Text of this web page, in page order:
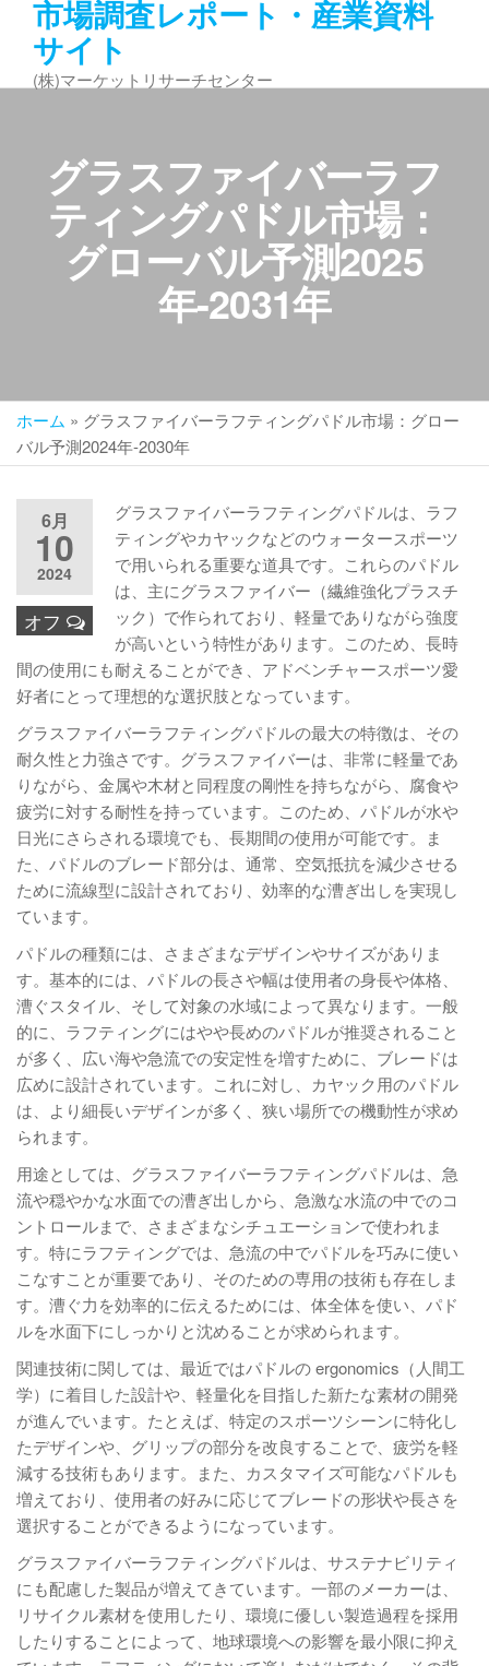
ン
市場調査レポート・産業資料
サイト
(株)マーケットリサーチセンター
グラスファイバーラフ
ティングパドル市場：
グローバル予測2025
年-2031年
ホーム » グラスファイバーラフティングパドル市場：グロー
バル予測2024年-2030年
6月
10
2024
オフ
グラスファイバーラフティングパドルは、ラフ
ティングやカヤックなどのウォータースポーツ
で用いられる重要な道具です。これらのパドル
は、主にグラスファイバー（繊維強化プラスチ
ック）で作られており、軽量でありながら強度
が高いという特性があります。このため、長時
間の使用にも耐えることができ、アドベンチャースポーツ愛
好者にとって理想的な選択肢となっています。
グラスファイバーラフティングパドルの最大の特徴は、その
耐久性と力強さです。グラスファイバーは、非常に軽量であ
りながら、金属や木材と同程度の剛性を持ちながら、腐食や
疲労に対する耐性を持っています。このため、パドルが水や
日光にさらされる環境でも、長期間の使用が可能です。ま
た、パドルのブレード部分は、通常、空気抵抗を減少させる
ために流線型に設計されており、効率的な漕ぎ出しを実現し
ています。
パドルの種類には、さまざまなデザインやサイズがありま
す。基本的には、パドルの長さや幅は使用者の身長や体格、
漕ぐスタイル、そして対象の水域によって異なります。一般
的に、ラフティングにはやや長めのパドルが推奨されること
が多く、広い海や急流での安定性を増すために、ブレードは
広めに設計されています。これに対し、カヤック用のパドル
は、より細長いデザインが多く、狭い場所での機動性が求め
られます。
用途としては、グラスファイバーラフティングパドルは、急
流や穏やかな水面での漕ぎ出しから、急激な水流の中でのコ
ントロールまで、さまざまなシチュエーションで使われま
す。特にラフティングでは、急流の中でパドルを巧みに使い
こなすことが重要であり、そのための専用の技術も存在しま
す。漕ぐ力を効率的に伝えるためには、体全体を使い、パド
ルを水面下にしっかりと沈めることが求められます。
関連技術に関しては、最近ではパドルの ergonomics（人間工
学）に着目した設計や、軽量化を目指した新たな素材の開発
が進んでいます。たとえば、特定のスポーツシーンに特化し
たデザインや、グリップの部分を改良することで、疲労を軽
減する技術もあります。また、カスタマイズ可能なパドルも
増えており、使用者の好みに応じてブレードの形状や長さを
選択することができるようになっています。
グラスファイバーラフティングパドルは、サステナビリティ
にも配慮した製品が増えてきています。一部のメーカーは、
リサイクル素材を使用したり、環境に優しい製造過程を採用
したりすることによって、地球環境への影響を最小限に抑え